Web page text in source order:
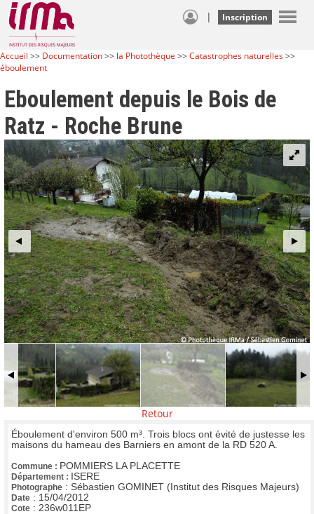
| Inscription
Accueil >> Documentation>> la Photothèque >>Catastrophes naturelles>>
éboulement
Eboulement depuis le Bois de
Ratz - Roche Brune
Retour
Éboulement d'environ 500 m³. Trois blocs ont évité de justesse les
maisons du hameau des Barniers en amont de la RD 520 A.
Commune : POMMIERS LA PLACETTE
Département : ISERE
Photographe : Sébastien GOMINET (Institut des Risques Majeurs)
Date : 15/04/2012
Cote : 236w011EP